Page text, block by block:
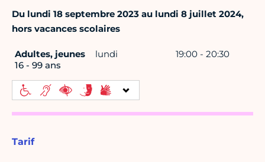
Du lundi 18 septembre 2023 au lundi 8 juillet 2024,
hors vacances scolaires
Adultes, jeunes
16 - 99 ans
lundi 19:00 - 20:30
Tarif